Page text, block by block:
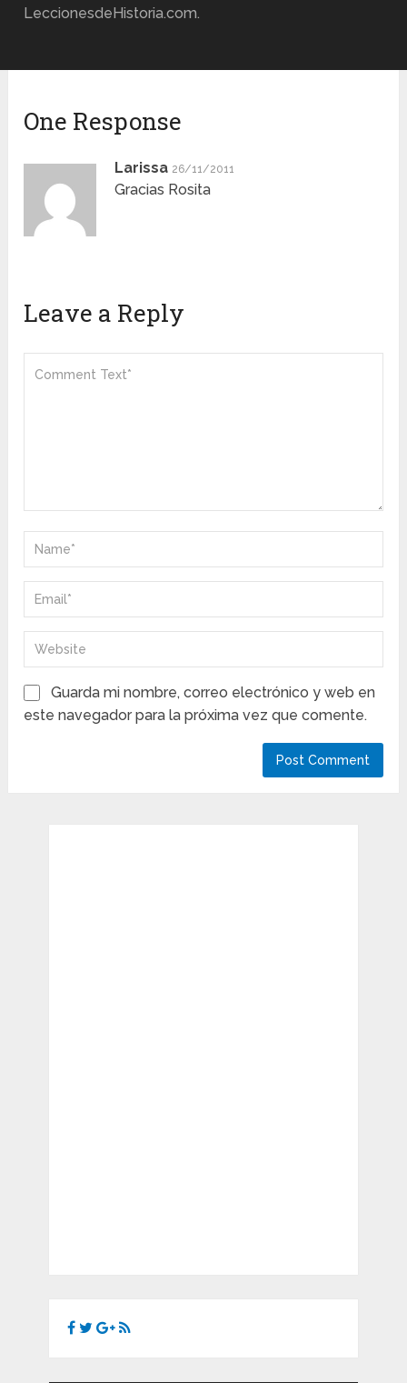
LeccionesdeHistoria.com.
One Response
Larissa 26/11/2011
Gracias Rosita
Leave a Reply
Guarda mi nombre, correo electrónico y web en
este navegador para la próxima vez que comente.